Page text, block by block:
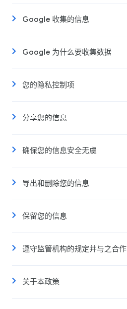
Google 收集的信息
Google 为什么要收集数据
您的隐私控制项
分享您的信息
确保您的信息安全无虞
导出和删除您的信息
保留您的信息
遵守监管机构的规定并与之合作
关于本政策